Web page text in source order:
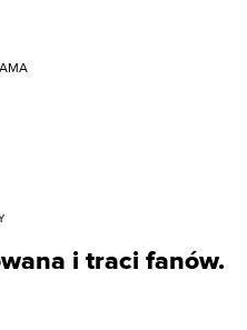
i traci fanów.